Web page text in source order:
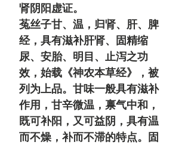
肾阴阳虚证。
菟丝子甘、温，归肾、肝、脾
经，具有滋补肝肾、固精缩
尿、安胎、明目、止泻之功
效，始载《神农本草经》，被
列为上品。甘味一般具有滋补
作用，甘辛微温，禀气中和，
既可补阳，又可益阴，具有温
而不燥，补而不滞的特点。固